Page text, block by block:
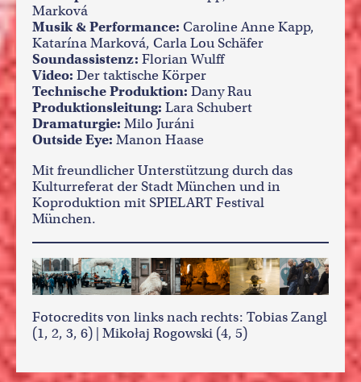
Marková
Musik & Performance: Caroline Anne Kapp,
Katarína Marková, Carla Lou Schäfer
Soundassistenz: Florian Wulff
Video: Der taktische Körper
Technische Produktion: Dany Rau
Produktionsleitung: Lara Schubert
Dramaturgie: Milo Juráni
Outside Eye: Manon Haase
Mit freundlicher Unterstützung durch das
Kulturreferat der Stadt München und in
Koproduktion mit SPIELART Festival
München.
Fotocredits von links nach rechts: Tobias Zangl
(1, 2, 3, 6) | Mikołaj Rogowski (4, 5)